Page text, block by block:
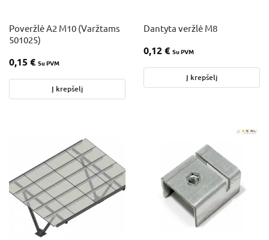
Poveržlė A2 M10 (Varžtams
501025)
0,15€ Su PVM
Į krepšelį
Dantyta veržlė M8
0,12€ Su PVM
Į krepšelį